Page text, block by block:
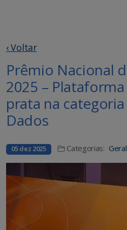
‹ Voltar
Prêmio Nacional
2025 –
prata na
Dados
05 dez 2025 Categorias: Geral